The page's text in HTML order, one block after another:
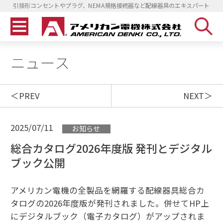
引掛形コンセントやプラグ、NEMA規格接続器など配線器具のエキスパート
ニュース
PREV NEXT
2025/07/11 お知らせ
総合カタログ2026年度版 発刊とデジタル
ブック公開
アメリカン電機の全製品を網羅する配線器具総合カ
タログの2026年度版が発刊されました。併せてHP上
にデジタルブック（電子カタログ）がアップされま